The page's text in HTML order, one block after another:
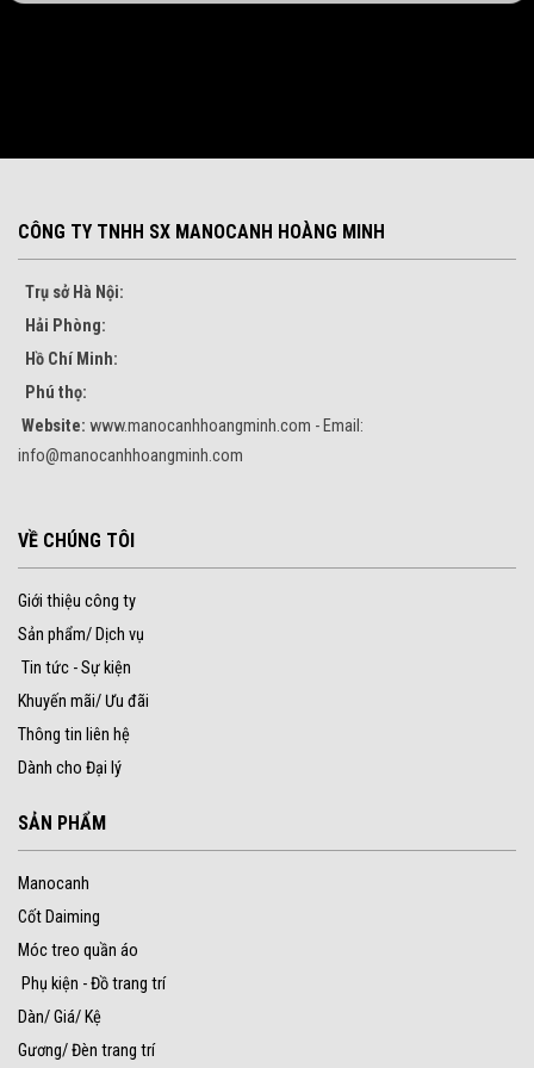
CÔNG TY TNHH SX MANOCANH HOÀNG MINH
Trụ sở Hà Nội:
Hải Phòng:
Hồ Chí Minh:
Phú thọ:
Website: www.manocanhhoangminh.com - Email:
info@manocanhhoangminh.com
VỀ CHÚNG TÔI
Giới thiệu công ty
Sản phẩm/ Dịch vụ
Tin tức - Sự kiện
Khuyến mãi/ Ưu đãi
Thông tin liên hệ
Dành cho Đại lý
SẢN PHẨM
Manocanh
Cốt Daiming
Móc treo quần áo
Phụ kiện - Đồ trang trí
Dàn/ Giá/ Kệ
Gương/ Đèn trang trí